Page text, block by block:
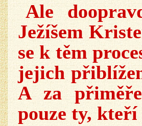
Ale
Ježíšem
se k těm
jejich
A za
pouze ty, kteří